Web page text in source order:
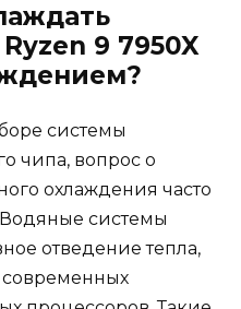
9 7950X
системы
чипа, вопрос о
охлаждения часто
Водяные системы
отведение тепла,
современных